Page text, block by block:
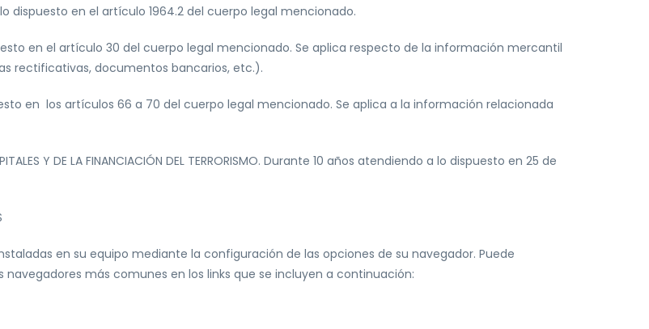
lo dispuesto en el artículo 1964.2 del cuerpo legal mencionado.
en el artículo 30 del cuerpo legal mencionado. Se aplica respecto de la información mercantil
rectificativas, documentos bancarios, etc.).
en los artículos 66 a 70 del cuerpo legal mencionado. Se aplica a la información relacionada
Y DE LA FINANCIACIÓN DEL TERRORISMO. Durante 10 años atendiendo a lo dispuesto en 25 de
en su equipo mediante la configuración de las opciones de su navegador. Puede
más comunes en los links que se incluyen a continuación: